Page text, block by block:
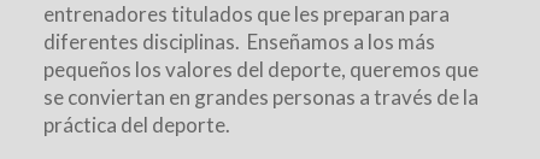
entrenadores titulados que les preparan para
diferentes disciplinas. Enseñamos a los más
pequeños los valores del deporte, queremos que
se conviertan en grandes personas a través de la
práctica del deporte.